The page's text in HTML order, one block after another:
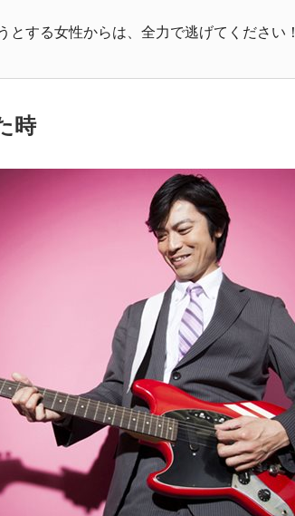
とする女性からは、全力で逃げてください！
時